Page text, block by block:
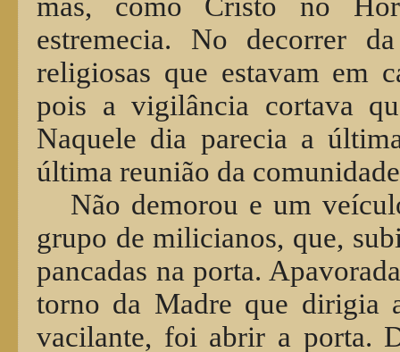
estremecia. No decorrer
religiosas que estavam em
pois a vigilância cortava
Naquele dia parecia a
última reunião da
Não demorou e um
grupo de milicianos, que,
pancadas na porta.
torno da Madre que dirigia
vacilante, foi abrir a porta.